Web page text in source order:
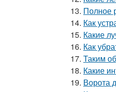
13. Полное
14. Как
15. Какие
16. Как
17. Таким
18. Какие
19. Ворота